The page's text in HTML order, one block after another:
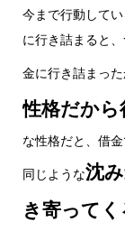
今まで行動して
に行き詰まると
金に行き詰まっ
性格だから
な性格だと、借
同じような沈
き寄ってく